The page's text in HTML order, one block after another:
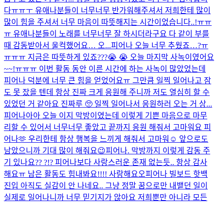
다ㅠㅠㅜ 유애나분들이 너무너무 반가워해주셔서 저희한테 많이
많이 힘을 주셔서 너무 마음이 따뜻해지는 시간이었습니다..!ㅠㅠ
ㅠ 유애나분들이 노래를 너무너무 잘 하시더라구요 다 같이 부를
때 감동받아서 울컥했어요… 오...피어나 오늘 너무 추웠죠…?ㅠ
ㅠㅠㅠ 지금은 따뜻하게 있죠???😭 😭 오늘 마지막 사녹이였어요
~~!ㅠㅠㅠ 이번 활동 동안 이른 시간에 하는 사녹이 많았었는데
피어나 덕분에 너무 큰 힘을 얻었어요ㅠ 그만큼 일찍 일어나고 잠
도 못 잤을 텐데 항상 진짜 크게 응원해 주니까 저도 열심히 할 수
있었던 거 같아요 진짜루 🥺 일찍 일어나서 응원하러 오는 거 상...
피어나아아 오늘 이지 막방이였는데 이렇게 기쁜 마음으로 마무
리할 수 있어서 너무너무 좋았고 끝까지 응원 해줘서 고마워요 피
어나🫶 우리한테 항상 행복을 느끼게 해줘서 고마워☺️ 앞으로도
남았으니까 기대 많이 해줘요😉피어나. 막방까지 이렇게 감동 주
기 있나요?? ?!? 피어나보다 사랑스러운 존재 없는듯.. 항상 감사
해요ㅠ 남은 활동도 힘내봐요!!!! 사랑해요오피어나 빌보드 핫백
진입 아직도 실감이 안 나네요.. 그냥 정말 꿈으로만 내뱉던 일이
실제로 일어나니까 너무 믿기지가 않아요 저희뿐만 아니라 모든